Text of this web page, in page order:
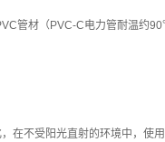
管材（PVC-C电力管耐温约
不受阳光直射的环境中，使